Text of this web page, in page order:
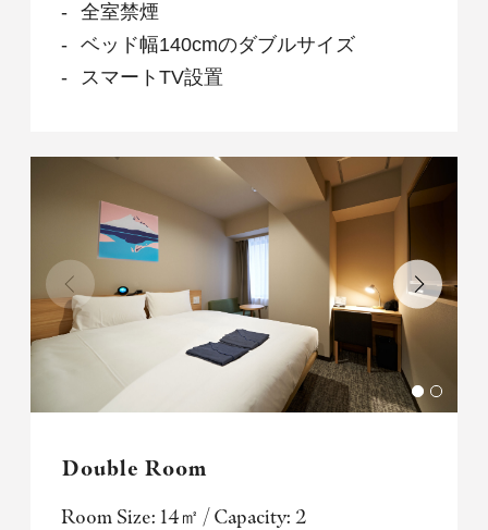
全室禁煙
ベッド幅140cmのダブルサイズ
スマートTV設置
Double Room
Room Size: 14㎡ / Capacity: 2